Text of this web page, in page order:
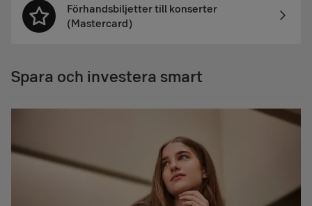
Förhandsbiljetter till konserter
(Mastercard)
Spara och investera smart